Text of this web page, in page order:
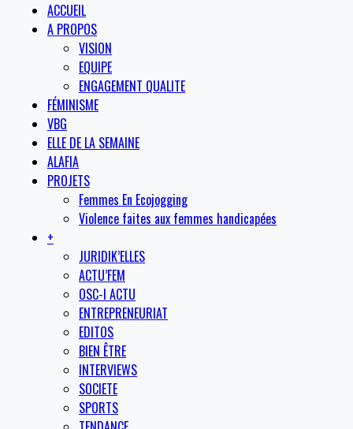
ACCUEIL
A PROPOS
VISION
EQUIPE
ENGAGEMENT QUALITE
FÉMINISME
VBG
ELLE DE LA SEMAINE
ALAFIA
PROJETS
Femmes En Ecojogging
Violence faites aux femmes handicapées
+
JURIDIK’ELLES
ACTU’FEM
OSC-I ACTU
ENTREPRENEURIAT
EDITOS
BIEN ÊTRE
INTERVIEWS
SOCIETE
SPORTS